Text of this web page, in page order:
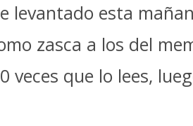
levantado esta
zasca a los del
veces que lo lees,